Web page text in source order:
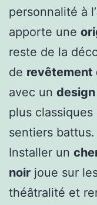
personnalité à l’
apporte une
reste de la
de revêtement
avec un
plus
sentiers battus.
Installer un
noir joue sur
théâtralité et